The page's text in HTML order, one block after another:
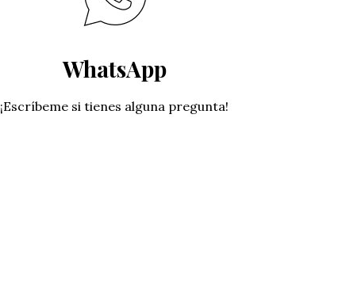
WhatsApp
¡Escríbeme si tienes alguna pregunta!